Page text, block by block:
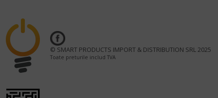
© SMART PRODUCTS IMPORT & DISTRIBUTION SRL 2025
Toate preturile includ TVA